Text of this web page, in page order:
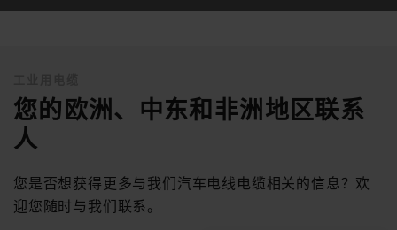
您的欧洲、中东和非洲地区联系
人
您是否想获得更多与我们汽车电线电缆相关的信息？欢
迎您随时与我们联系。